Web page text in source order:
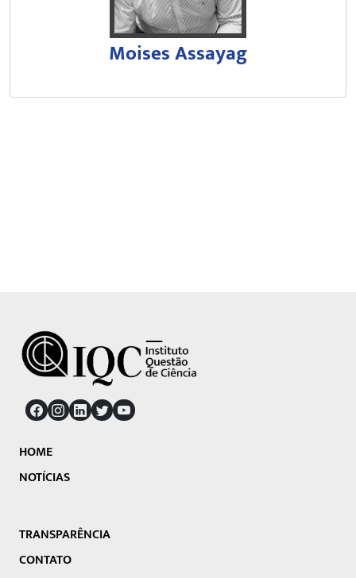
Moises Assayag
Graduado em Economia pela
HOME
NOTÍCIAS
TRANSPARÊNCIA
CONTATO